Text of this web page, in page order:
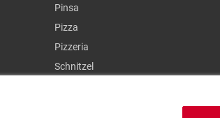
Pinsa
Pizza
Pizzeria
Schnitzel